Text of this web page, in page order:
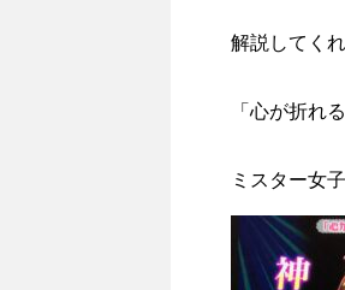
解説してく
「心が折れ
ミスター女